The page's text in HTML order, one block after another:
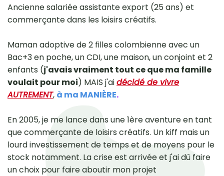
Ancienne salariée assistante export (25 ans) et
commerçante dans les loisirs créatifs.
Maman adoptive de 2 filles colombienne avec un
Bac+3 en poche, un CDI, une maison, un conjoint et 2
enfants (j'avais vraiment tout ce que ma famille
voulait pour moi) MAIS j'aidécidé de vivre
AUTREMENT, à ma MANIÈRE.
En 2005, je me lance dans une 1ère aventure en tant
que commerçante de loisirs créatifs. Un kiff mais un
lourd investissement de temps et de moyens pour le
stock notamment. La crise est arrivée et j'ai dû faire
un choix pour faire aboutir mon projet